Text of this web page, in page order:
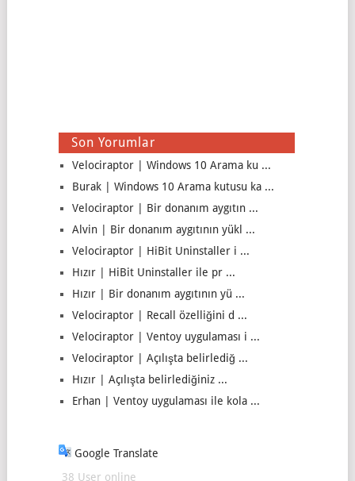
Son Yorumlar
Velociraptor | Windows 10 Arama ku ...
Burak | Windows 10 Arama kutusu ka ...
Velociraptor | Bir donanım aygıtın ...
Alvin | Bir donanım aygıtının yükl ...
Velociraptor | HiBit Uninstaller i ...
Hızır | HiBit Uninstaller ile pr ...
Hızır | Bir donanım aygıtının yü ...
Velociraptor | Recall özelliğini d ...
Velociraptor | Ventoy uygulaması i ...
Velociraptor | Açılışta belirlediğ ...
Hızır | Açılışta belirlediğiniz ...
Erhan | Ventoy uygulaması ile kola ...
Google Translate
38 User online